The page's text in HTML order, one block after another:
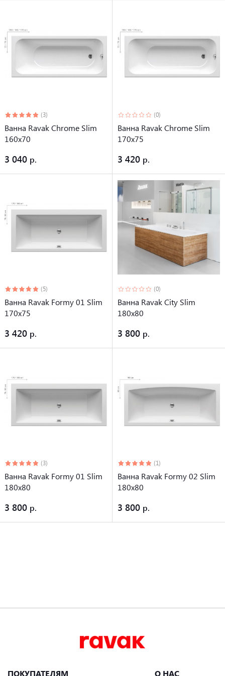
(3)
Ванна Ravak Chrome Slim
160х70
3 040
(0)
Ванна Ravak Chrome Slim
170х75
3 420
(5)
Ванна Ravak Formy 01 Slim
170x75
3 420
(0)
Ванна Ravak City Slim
180x80
3 800
(3)
Ванна Ravak Formy 01 Slim
180x80
3 800
(1)
Ванна Ravak Formy 02 Slim
180x80
3 800
ПОКУПАТЕЛЯМ О НАС